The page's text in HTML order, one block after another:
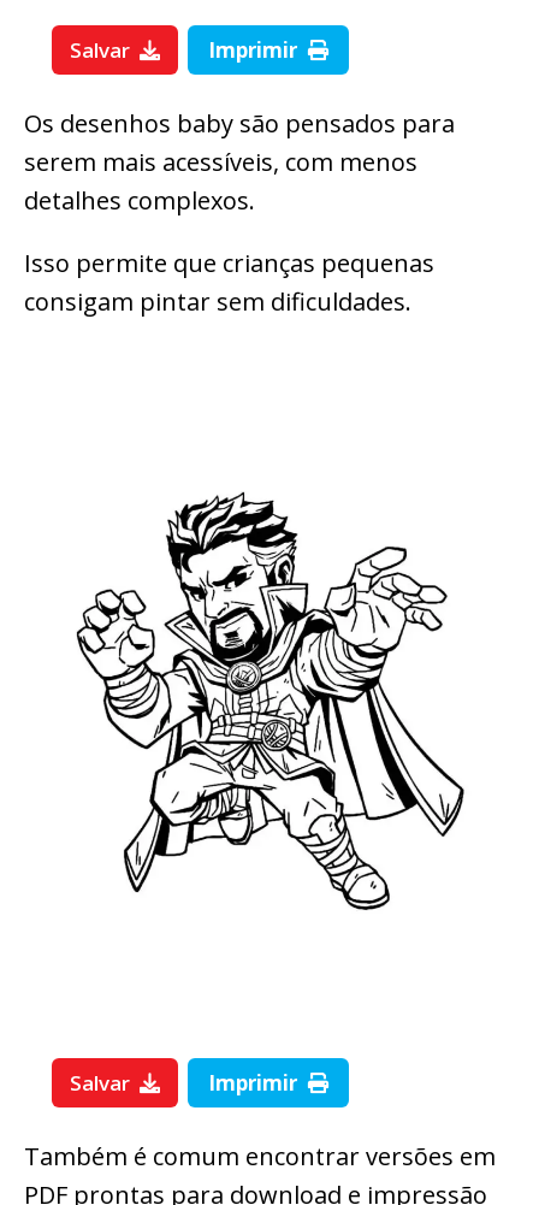
Salvar Imprimir
Os desenhos baby são pensados para
serem mais acessíveis, com menos
detalhes complexos.
Isso permite que crianças pequenas
consigam pintar sem dificuldades.
Salvar Imprimir
Também é comum encontrar versões em
PDF prontas para download e impressão